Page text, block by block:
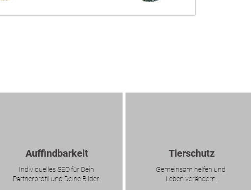
Auffindbarkeit
Individuelles SEO für Dein
Partnerprofil und Deine Bilder.
Tierschutz
Gemeinsam helfen und
Leben verändern.